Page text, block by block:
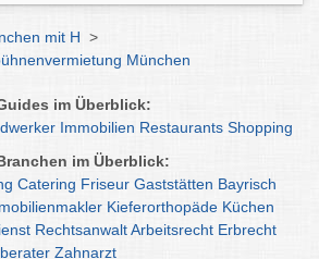
mit H >
München
im Überblick:
Immobilien Restaurants Shopping
im Überblick:
Catering Friseur Gaststätten Bayrisch
Kieferorthopäde Küchen
RechtsanwaltArbeitsrecht Erbrecht
Zahnarzt